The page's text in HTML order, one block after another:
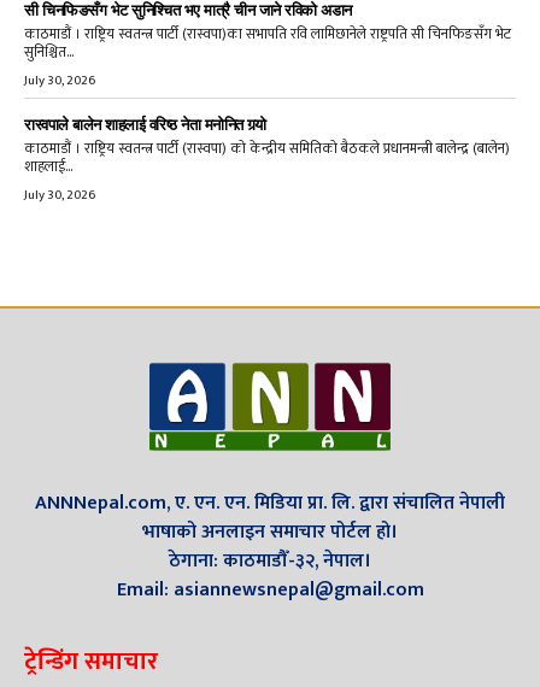
सी चिनफिङसँग भेट सुनिश्चित भए मात्रै चीन जाने रविको अडान
काठमाडौं । राष्ट्रिय स्वतन्त्र पार्टी (रास्वपा)का सभापति रवि लामिछानेले राष्ट्रपति सी चिनफिङसँग भेट
सुनिश्चित...
July 30, 2026
रास्वपाले बालेन शाहलाई वरिष्ठ नेता मनोनित गर्‍यो
काठमाडौं । राष्ट्रिय स्वतन्त्र पार्टी (रास्वपा) को केन्द्रीय समितिको बैठकले प्रधानमन्त्री बालेन्द्र (बालेन)
शाहलाई...
July 30, 2026
ANNNepal.com, ए. एन. एन. मिडिया प्रा. लि. द्वारा संचालित नेपाली
भाषाको अनलाइन समाचार पोर्टल हो।
ठेगाना: काठमाडौँ-३२, नेपाल।
Email: asiannewsnepal@gmail.com
ट्रेन्डिंग समाचार